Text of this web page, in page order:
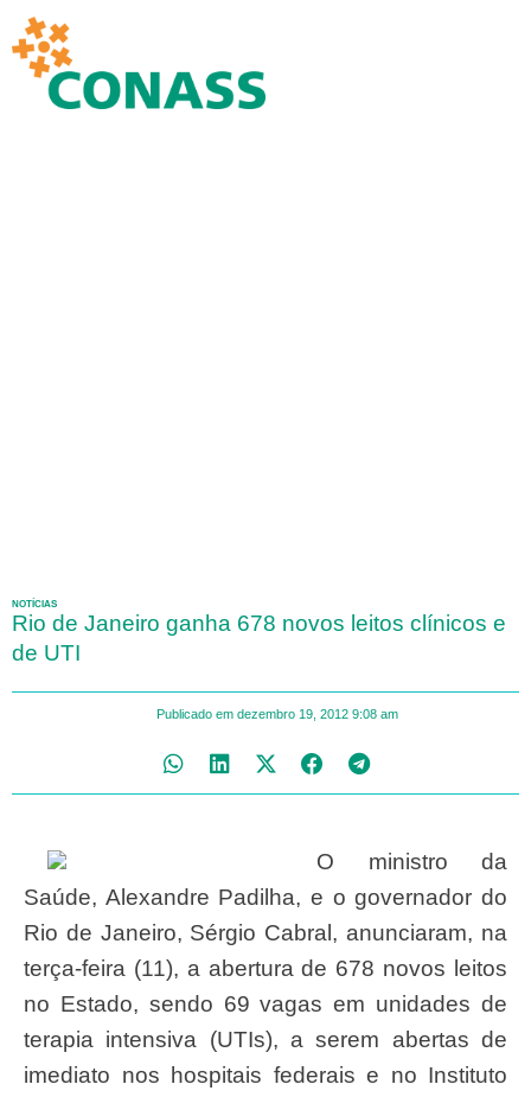
NOTÍCIAS
Rio de Janeiro ganha 678 novos leitos clínicos e
de UTI
Publicado em dezembro 19, 2012 9:08 am
O ministro da
Saúde, Alexandre Padilha, e o governador do
Rio de Janeiro, Sérgio Cabral, anunciaram, na
terça-feira (11), a abertura de 678 novos leitos
no Estado, sendo 69 vagas em unidades de
terapia intensiva (UTIs), a serem abertas de
imediato nos hospitais federais e no Instituto